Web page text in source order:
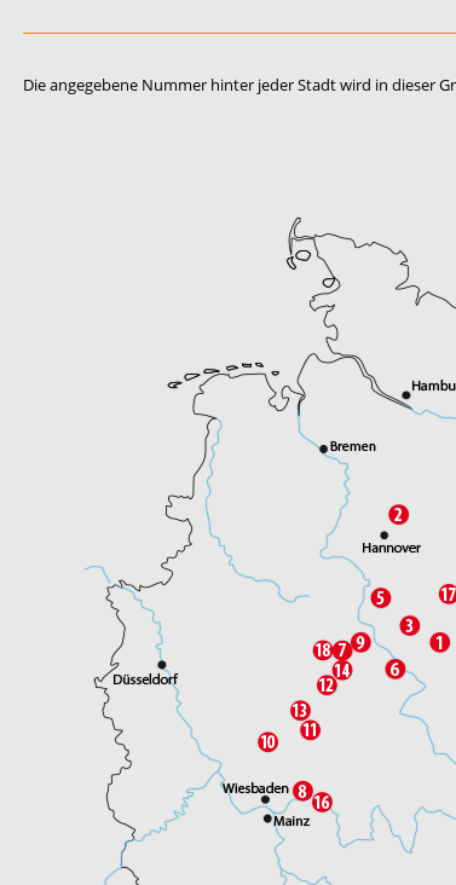
Die angegebene Nummer hinter jeder Stadt wird in dieser